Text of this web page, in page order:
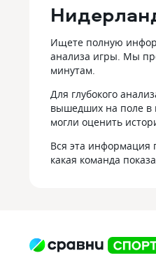
Ищете полную
анализа игры. Мы
минутам.
Для глубокого
вышедших на поле в
могли оценить
Вся эта информация
какая команда